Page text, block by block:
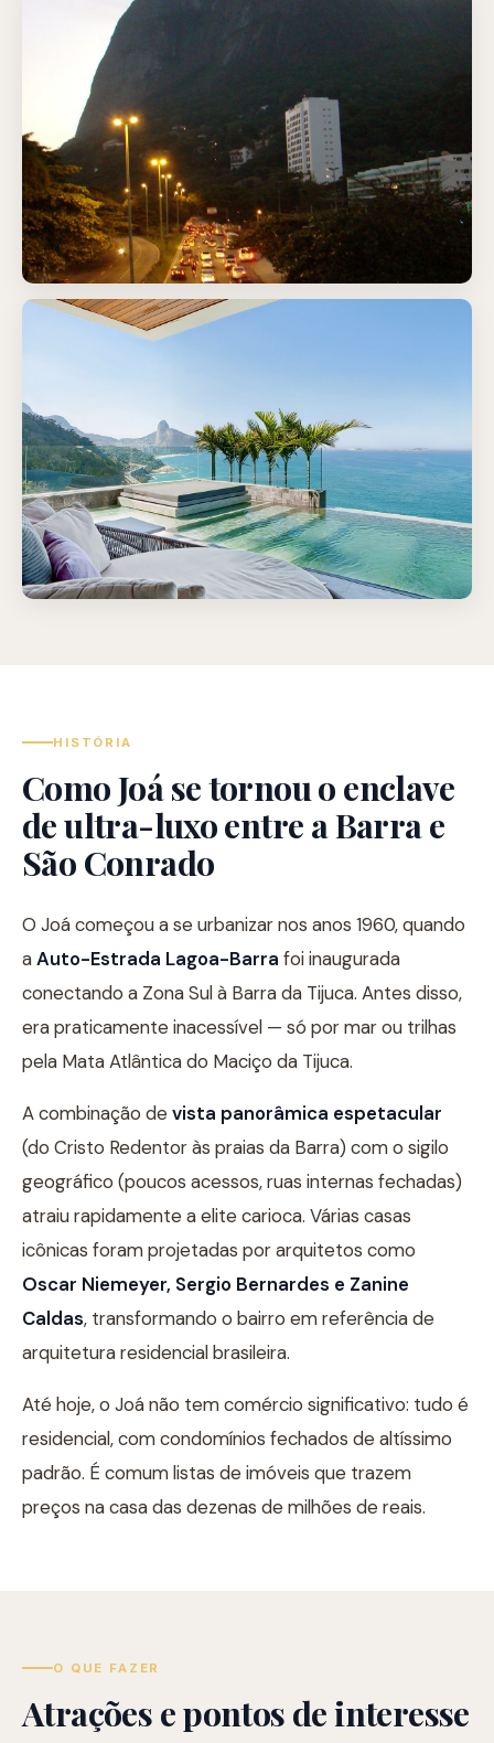
HISTÓRIA
Como Joá se tornou o enclave
de ultra-luxo entre a Barra e
São Conrado
O Joá começou a se urbanizar nos anos 1960, quando
aAuto-Estrada Lagoa-Barra foi inaugurada
conectando a Zona Sul à Barra da Tijuca. Antes disso,
era praticamente inacessível — só por mar ou trilhas
pela Mata Atlântica do Maciço da Tijuca.
A combinação devista panorâmica espetacular
(do Cristo Redentor às praias da Barra) com o sigilo
geográfico (poucos acessos, ruas internas fechadas)
atraiu rapidamente a elite carioca. Várias casas
icônicas foram projetadas por arquitetos como
Oscar Niemeyer, Sergio Bernardes e Zanine
Caldas, transformando o bairro em referência de
arquitetura residencial brasileira.
Até hoje, o Joá não tem comércio significativo: tudo é
residencial, com condomínios fechados de altíssimo
padrão. É comum listas de imóveis que trazem
preços na casa das dezenas de milhões de reais.
O QUE FAZER
Atrações e pontos de interesse